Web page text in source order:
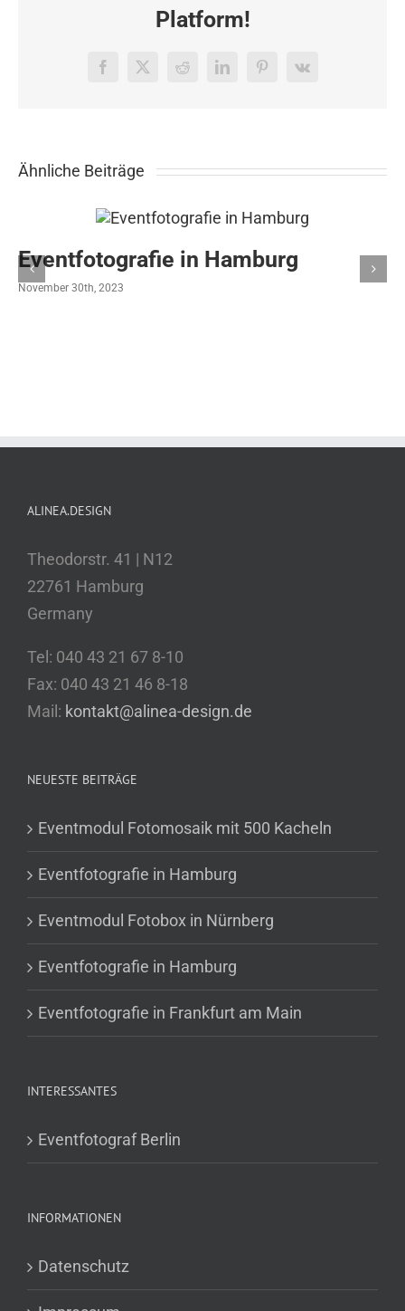
Platform!
Facebook
X RedditLinkedInPinterest
Vk
Ähnliche Beiträge
Eventfotografie in Hamburg
November 30th, 2023
ALINEA.DESIGN
Theodorstr. 41 | N12
22761 Hamburg
Germany
Tel: 040 43 21 67 8-10
Fax: 040 43 21 46 8-18
Mail: kontakt@alinea-design.de
NEUESTE BEITRÄGE
Eventmodul Fotomosaik mit 500 Kacheln
Eventfotografie in Hamburg
Eventmodul Fotobox in Nürnberg
Eventfotografie in Hamburg
Eventfotografie in Frankfurt am Main
INTERESSANTES
Eventfotograf Berlin
INFORMATIONEN
Datenschutz